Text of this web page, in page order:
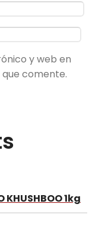
y web en
comente.
KHUSHBOO 1kg